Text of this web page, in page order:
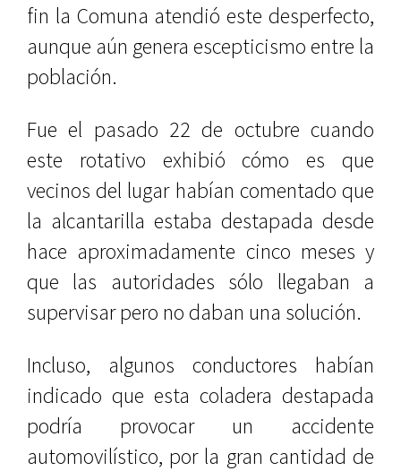
fin la Comuna atendió este desperfecto,
aunque aún genera escepticismo entre la
población.
Fue el pasado 22 de octubre cuando
este rotativo exhibió cómo es que
vecinos del lugar habían comentado que
la alcantarilla estaba destapada desde
hace aproximadamente cinco meses y
que las autoridades sólo llegaban a
supervisar pero no daban una solución.
Incluso, algunos conductores habían
indicado que esta coladera destapada
podría provocar un accidente
automovilístico, por la gran cantidad de